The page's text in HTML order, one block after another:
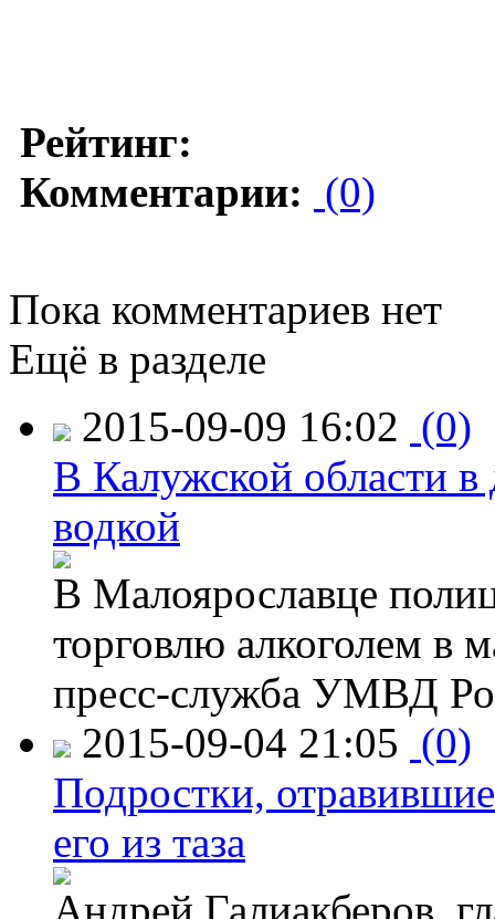
Рейтинг:
Комментарии: (0)
Пока комментариев нет
Ещё в разделе
2015-09-09 16:02 (0)
В Калужской области в
водкой
В Малоярославце
торговлю алкоголем в
пресс-служба УМВД
2015-09-04 21:05 (0)
Подростки,
его из таза
Андрей Галиакберов,